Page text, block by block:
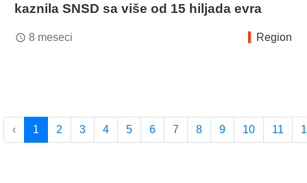
kaznila SNSD sa više od 15 hiljada evra
access_time 8 meseci Region
‹ 1 2 3 4 5 6 7 8 9 10 11